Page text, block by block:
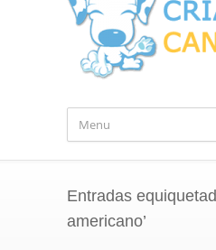
Entradas
americano’